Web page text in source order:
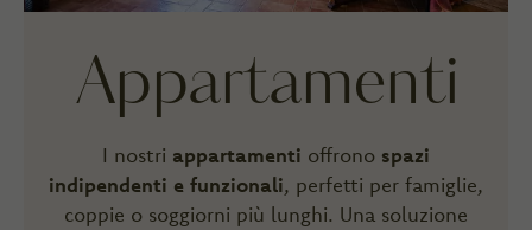
Appartamenti
I nostri appartamenti offrono spazi
indipendenti e funzionali, perfetti per famiglie,
coppie o soggiorni più lunghi. Una soluzione